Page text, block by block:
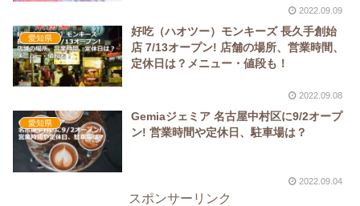
2022.09.09
愛知県
好吃（ハオツー）モンキーズ 長久手創始
店 7/13オープン! 店舗の場所、営業時間、
定休日は？メニュー・値段も！
2022.09.08
愛知県
Gemiaジェミア 名古屋中村区に9/2オープ
ン! 営業時間や定休日、駐車場は？
2022.09.04
スポンサーリンク